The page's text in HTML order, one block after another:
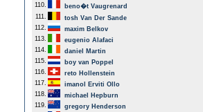
110.
beno�t Vaugrenard
111.
tosh Van Der Sande
112.
maxim Belkov
113.
eugenio Alafaci
114.
daniel Martin
115.
boy van Poppel
116.
reto Hollenstein
117.
imanol Erviti Ollo
118.
michael Hepburn
119.
gregory Henderson